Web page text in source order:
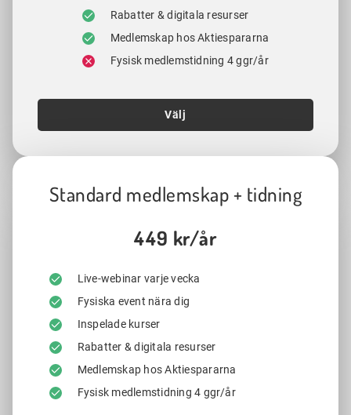
Rabatter & digitala resurser
Medlemskap hos Aktiespararna
Fysisk medlemstidning 4 ggr/år
Välj
Standard medlemskap + tidning
449 kr/år
Live-webinar varje vecka
Fysiska event nära dig
Inspelade kurser
Rabatter & digitala resurser
Medlemskap hos Aktiespararna
Fysisk medlemstidning 4 ggr/år